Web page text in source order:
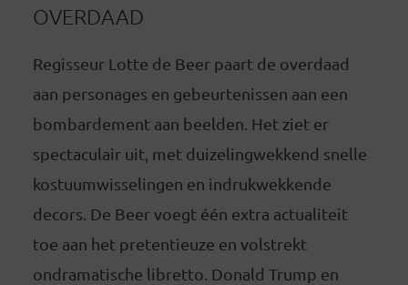
OVERDAAD
Regisseur Lotte de Beer paart de overdaad
aan personages en gebeurtenissen aan een
bombardement aan beelden. Het ziet er
spectaculair uit, met duizelingwekkend snelle
kostuumwisselingen en indrukwekkende
decors. De Beer voegt één extra actualiteit
toe aan het pretentieuze en volstrekt
ondramatische libretto. Donald Trump en